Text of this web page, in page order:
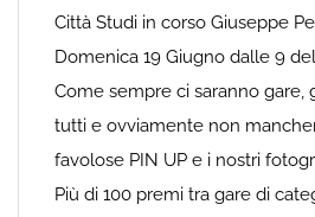
Città Studi in corso Giuseppe
Domenica 19 Giugno dalle 9
Come sempre ci saranno gare,
tutti e ovviamente non
favolose PIN UP e i nostri
Più di 100 premi tra gare di